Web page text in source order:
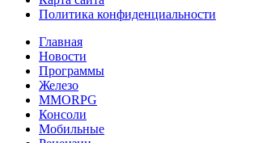
Политика конфиденциальности
Главная
Новости
Программы
Железо
MMORPG
Консоли
Мобильные